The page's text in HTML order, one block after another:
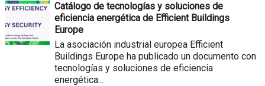
Catálogo de tecnologías y soluciones de
eficiencia energética de Efficient Buildings
Europe
La asociación industrial europea Efficient
Buildings Europe ha publicado un documento con
tecnologías y soluciones de eficiencia
energética...